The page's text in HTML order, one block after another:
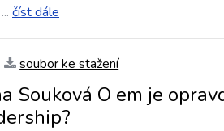
... číst dále
soubor ke stažení
Souková O em je